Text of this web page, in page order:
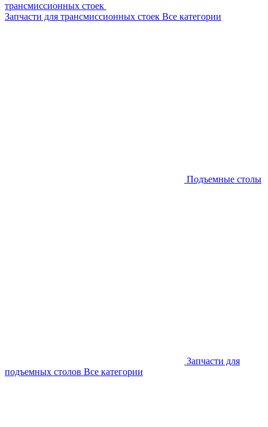
трансмиссионных стоек
Запчасти для трансмиссионных стоек Все категории
Подъемные столы
Запчасти для
подъемных столов Все категории